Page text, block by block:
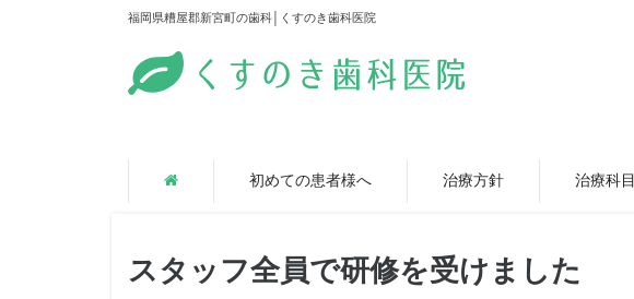
福岡県糟屋郡新宮町の歯科│くすのき歯科医院
初めての患者様へ 治療方針 治療科目
スタッフ全員で研修を受けました